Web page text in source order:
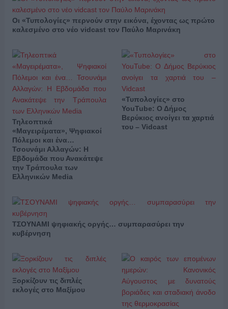
Οι «Τυπολογίες» περνούν στην εικόνα, έχοντας ως πρώτο
καλεσμένο στο νέο vidcast τον Παύλο Μαρινάκη
Τηλεοπτικά
«Μαγειρέματα», Ψηφιακοί
Πόλεμοι και ένα…
Τσουνάμι Αλλαγών: Η
Εβδομάδα που Ανακάτεψε
την Τράπουλα των
Ελληνικών Media
«Τυπολογίες» στο
YouTube: Ο Δήμος
Βερύκιος ανοίγει τα χαρτιά
του – Vidcast
ΤΣΟΥΝΑΜΙ ψηφιακής οργής… συμπαρασύρει την
κυβέρνηση
Ξορκίζουν τις διπλές
εκλογές στο Μαξίμου